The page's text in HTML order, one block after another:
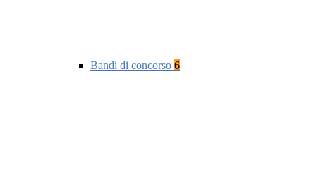
Bandi di concorso 6